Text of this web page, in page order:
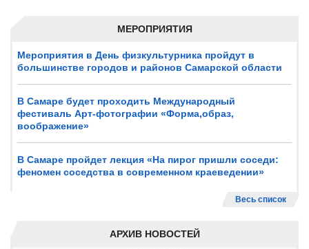
МЕРОПРИЯТИЯ
Мероприятия в День физкультурника пройдут в
большинстве городов и районов Самарской области
В Самаре будет проходить Международный
фестиваль Арт-фотографии «Форма,образ,
воображение»
В Самаре пройдет лекция «На пирог пришли соседи:
феномен соседства в современном краеведении»
Весь список
АРХИВ НОВОСТЕЙ